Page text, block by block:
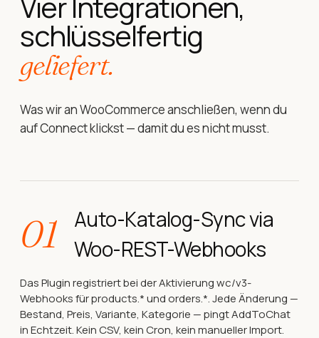
schlüsselfertig
geliefert.
Was wir an WooCommerce anschließen, wenn du
auf Connect klickst — damit du es nicht musst.
01
Auto-Katalog-Sync via
Woo-REST-Webhooks
Das Plugin registriert bei der Aktivierung wc/v3-
Webhooks für products.* und orders.*. Jede Änderung —
Bestand, Preis, Variante, Kategorie — pingt AddToChat
in Echtzeit. Kein CSV, kein Cron, kein manueller Import.